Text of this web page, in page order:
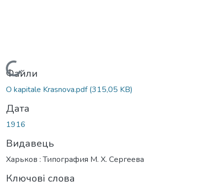
Вантажиться...
Файли
O kapitale Krasnova.pdf(315,05 KB)
Дата
1916
Видавець
Харьков : Типография М. Х. Сергеева
Ключові слова